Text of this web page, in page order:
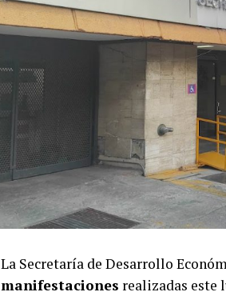
La Secretaría de Desarrollo
manifestaciones realizadas este